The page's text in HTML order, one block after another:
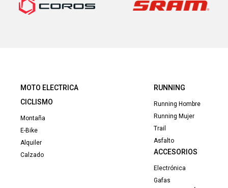
MOTO ELECTRICA
CICLISMO
Montaña
E-Bike
Alquiler
Calzado
RUNNING
Running Hombre
Running Mujer
Trail
Asfalto
ACCESORIOS
Electrónica
Gafas